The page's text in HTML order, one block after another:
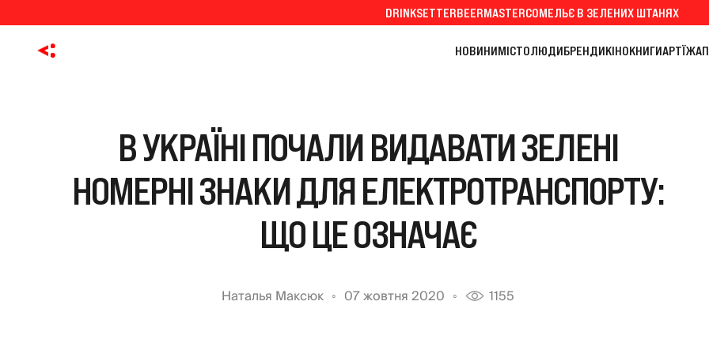
DRINKSETTERBEERMASTERСОМЕЛЬЄ В ЗЕЛЕНИХ ШТАНЯХ
НОВИНИМІСТОЛЮДИБРЕНДИКІНОКНИГИАРТЇЖА
В УКРАЇНІ ПОЧАЛИ ВИДАВАТИ ЗЕЛЕНІ
НОМЕРНІ ЗНАКИ ДЛЯ ЕЛЕКТРОТРАНСПОРТУ:
ЩО ЦЕ ОЗНАЧАЄ
Наталья Максюк 07 жовтня 2020 1155